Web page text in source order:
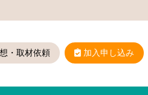
・取材依頼 加入申し込み